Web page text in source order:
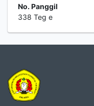
No. Panggil
338 Teg e